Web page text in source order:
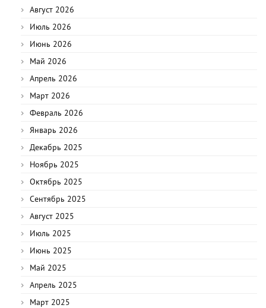
Август 2026
Июль 2026
Июнь 2026
Май 2026
Апрель 2026
Март 2026
Февраль 2026
Январь 2026
Декабрь 2025
Ноябрь 2025
Октябрь 2025
Сентябрь 2025
Август 2025
Июль 2025
Июнь 2025
Май 2025
Апрель 2025
Март 2025